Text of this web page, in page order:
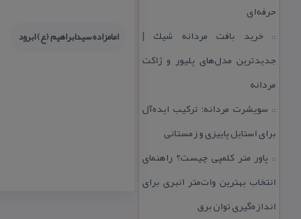
حرفه‌ای
::خرید بافت مردانه شیك |
جدیدترین مدل‌های پلیور و ژاكت
مردانه
:: سویشرت مردانه؛ تركیب ایده‌آل
برای استایل پاییزی و زمستانی
:: پاور متر كلمپی چیست؟ راهنمای
انتخاب بهترین وات‌متر انبری برای
اندازه‌گیری توان برق
امامزاده سیدابراهیم (ع) ابرود